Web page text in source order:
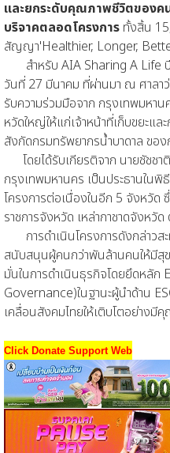
และยกระดับคุณภาพชีวิตของค
บริจาคตลอดโครงการ ทั้งสิ้น
สัญญา'Healthier, Longer,
สำหรับ AIA Sharing A Life ปี
วันที่ 27 มีนาคม ที่ผ่านมา ณ ศาลา
รับความร่วมมือจาก กรุงเทพมหา
หวัดใหญ่ให้แก่เจ้าหน้าที่เก็บขยะแล
สังกัดกรมทรัพยากรน้ำบาดาล ขอ
โดยได้รับเกียรติจาก นายชัชชา
กรุงเทพมหานคร เป็นประธานในพิ
โครงการต่อเนื่องในอีก 5 จังหวัด
ราชการจังหวัด เหล่ากาชาดจังหวั
การดำเนินโครงการดังกล่าวส
สนับสนุนผู้คนกว่าพันล้านคนให้มีสุ
มั่นในการดำเนินธุรกิจโดยยึดหลัก
Governance)ในฐานะผู้นำด้าน
เคลื่อนสังคมไทยให้เติบโตอย่าง
Click Donate Support Web